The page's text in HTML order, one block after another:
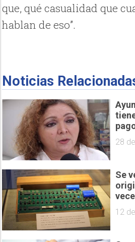
que, qué casualidad que
hablan de eso”.
Noticias
28
Se
12